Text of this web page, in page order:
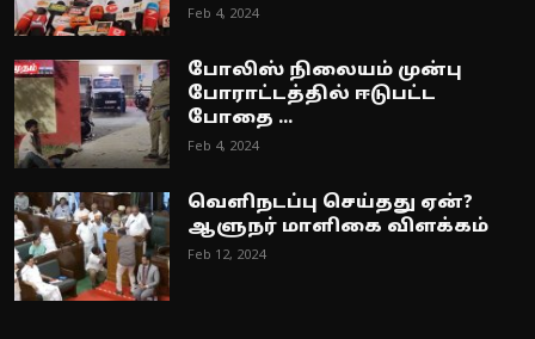
Feb 4, 2024
போலிஸ் நிலையம் முன்பு
போராட்டத்தில் ஈடுபட்ட
போதை ...
Feb 4, 2024
வெளிநடப்பு செய்தது ஏன்?
ஆளுநர் மாளிகை விளக்கம்
Feb 12, 2024